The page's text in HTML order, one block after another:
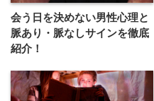
会う日を決めない男性心理と
脈あり・脈なしサインを徹底
紹介！